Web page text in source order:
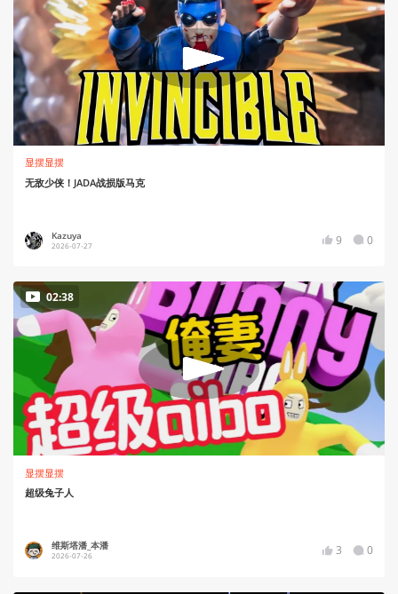
显摆显摆
无敌少侠！JADA战损版马克
Kazuya
2026-07-27 9 0
02:38
显摆显摆
超级兔子人
维斯塔潘_本潘
2026-07-26 3 0